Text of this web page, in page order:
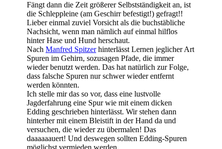
Fängt dann die Zeit größerer Selbstständigkeit an, ist
die Schleppleine (am Geschirr befestigt!) gefragt!!
Lieber einmal zuviel Vorsicht als die buchstäbliche
Nachsicht, wenn man nämlich auf einmal hilflos
hinter Hase und Hund herschaut.
Nach Manfred Spitzerhinterlässt Lernen jeglicher Art
Spuren im Gehirn, sozusagen Pfade, die immer
wieder benutzt werden. Das hat natürlich zur Folge,
dass falsche Spuren nur schwer wieder entfernt
werden könnten.
Ich stelle mir das so vor, dass eine lustvolle
Jagderfahrung eine Spur wie mit einem dicken
Edding geschrieben hinterlässt. Wir stehen dann
hinterher mit einem Bleistift in der Hand da und
versuchen, die wieder zu übermalen! Das
daaaaaauert! Und deswegen sollten Edding-Spuren